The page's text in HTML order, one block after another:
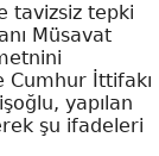
tavizsiz tepki
Müsavat
Cumhur İttifakı
yapılan
şu ifadeleri